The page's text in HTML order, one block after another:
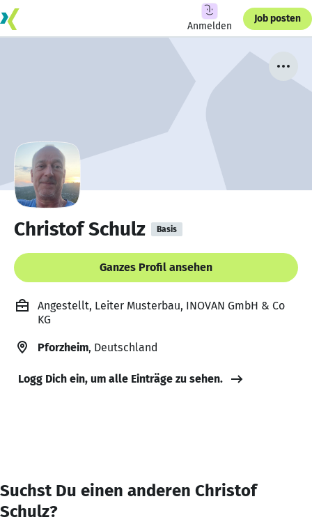
Anmelden
Job posten
Christof Schulz Basis
Ganzes Profil ansehen
Angestellt, Leiter Musterbau, INOVAN GmbH & Co
KG
Pforzheim, Deutschland
Logg Dich ein, um alle Einträge zu sehen.
Suchst Du einen anderen Christof
Schulz?